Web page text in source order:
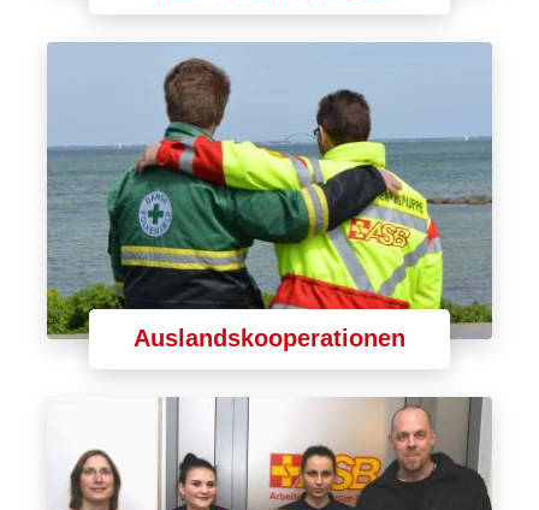
Auslandskooperationen